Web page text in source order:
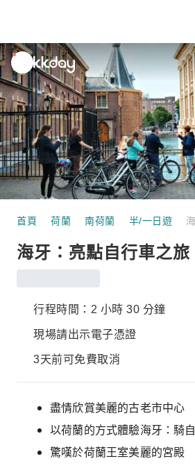
unread
notifications
首頁 荷蘭 南荷蘭 半/一日遊
海牙：亮點自行車之旅
行程時間：2 小時 30 分鐘
現場請出示電子憑證
3天前可免費取消
盡情欣賞美麗的古老市中心
以荷蘭的方式體驗海牙：騎
驚嘆於荷蘭王室美麗的宮殿